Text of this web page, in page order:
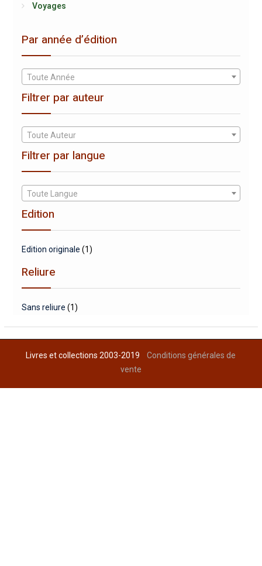
Voyages
Par année d’édition
Toute Année
Filtrer par auteur
Toute Auteur
Filtrer par langue
Toute Langue
Edition
Edition originale (1)
Reliure
Sans reliure (1)
Livres et collections 2003-2019Conditions générales de
vente